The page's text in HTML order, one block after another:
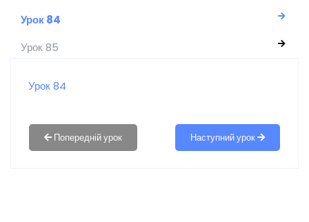
Урок 84
Урок 85
Урок 84
Наступний урок